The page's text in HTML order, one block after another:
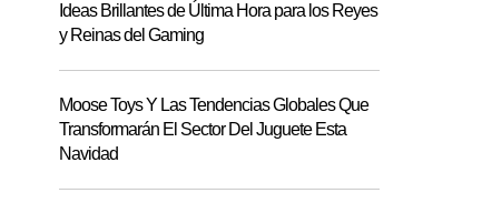
Ideas Brillantes de Última Hora para los Reyes
y Reinas del Gaming
Moose Toys Y Las Tendencias Globales Que
Transformarán El Sector Del Juguete Esta
Navidad